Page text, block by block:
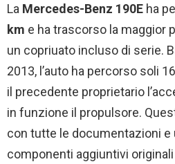
La Mercedes-Benz 190E ha
km e ha trascorso la maggior
un copriuato incluso di serie.
2013, l’auto ha percorso soli
il precedente proprietario
in funzione il propulsore.
con tutte le documentazioni e
componenti aggiuntivi